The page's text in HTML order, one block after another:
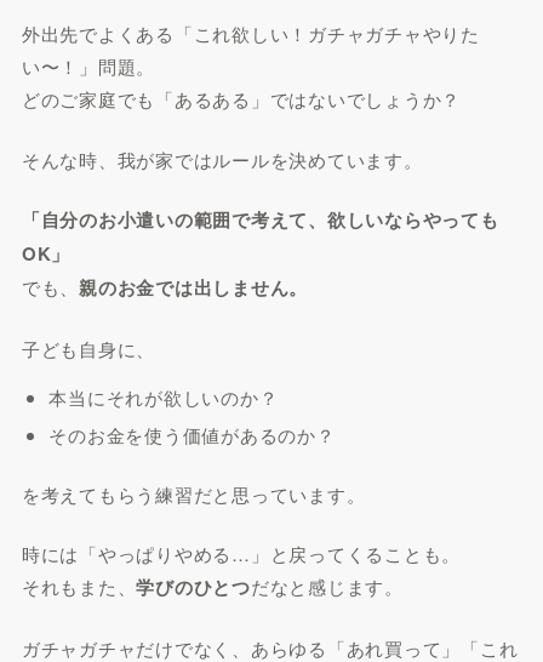
外出先でよくある「これ欲しい！ガチャガチャやりた
い〜！」問題。
どのご家庭でも「あるある」ではないでしょうか？
そんな時、我が家ではルールを決めています。
「自分のお小遣いの範囲で考えて、欲しいならやっても
OK」
でも、親のお金では出しません。
子ども自身に、
本当にそれが欲しいのか？
そのお金を使う価値があるのか？
を考えてもらう練習だと思っています。
時には「やっぱりやめる…」と戻ってくることも。
それもまた、学びのひとつだなと感じます。
ガチャガチャだけでなく、あらゆる「あれ買って」「これ